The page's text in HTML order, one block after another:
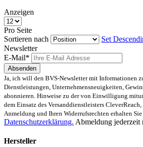
Anzeigen
Pro Seite
Sortieren nach
Set
Newsletter
E-Mail*
Absenden
Ja, ich will den BVS-Newsletter mit Informationen
Dienstleistungen, Unternehmensneuigkeiten,
abonnieren. Hinweise zu der von Einwilligung
dem Einsatz des Versanddienstleisters
Anmeldung und Ihren Widerrufsrechten erhalten
Datenschutzerklärung. Abmeldung jederzeit
Hersteller